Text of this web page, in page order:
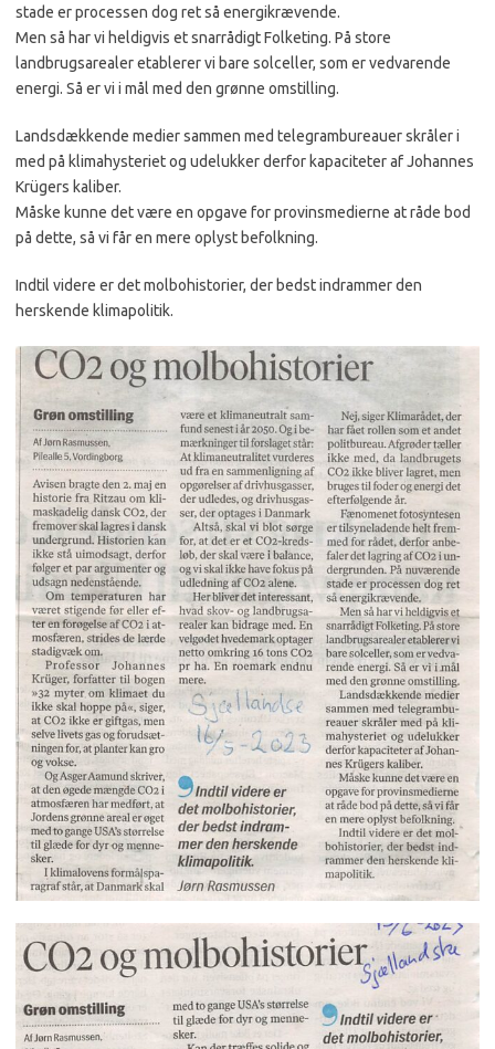
stade er processen dog ret så energikrævende.
Men så har vi heldigvis et snarrådigt Folketing. På store
landbrugsarealer etablerer vi bare solceller, som er vedvarende
energi. Så er vi i mål med den grønne omstilling.
Landsdækkende medier sammen med telegrambureauer skråler i
med på klimahysteriet og udelukker derfor kapaciteter af Johannes
Krügers kaliber.
Måske kunne det være en opgave for provinsmedierne at råde bod
på dette, så vi får en mere oplyst befolkning.
Indtil videre er det molbohistorier, der bedst indrammer den
herskende klimapolitik.